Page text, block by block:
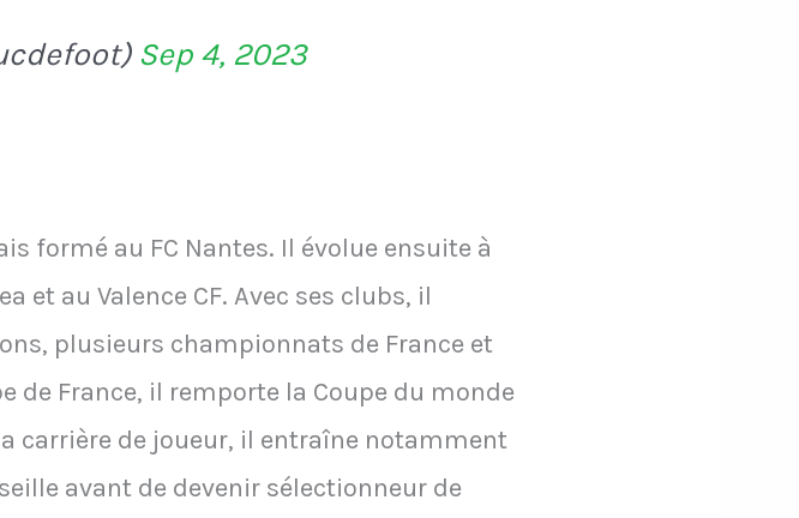
Sep 4, 2023
formé au FC Nantes. Il évolue ensuite à
et au Valence CF. Avec ses clubs, il
plusieurs championnats de France et
de France, il remporte la Coupe du monde
carrière de joueur, il entraîne notamment
avant de devenir sélectionneur de